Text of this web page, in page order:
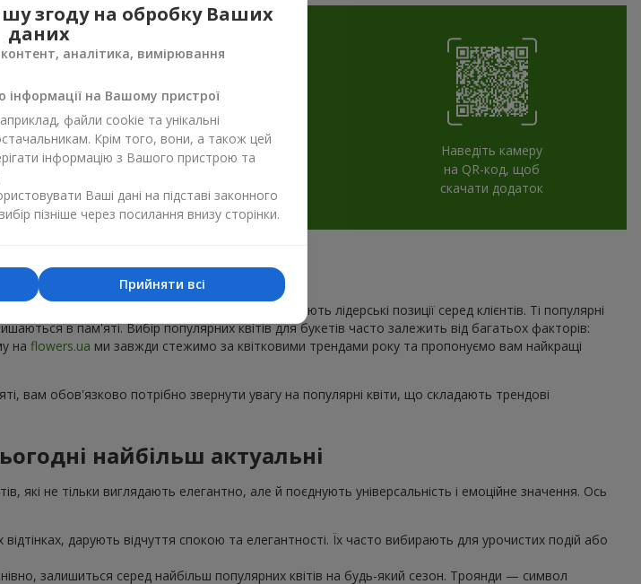
Наведіть камеру
на QR-код, щоб
скачати додаток
— тренди сезону
а деякі композиції з року в рік утримують лідерські позиції серед клієнтів. Ті популярні
в пам'яті. Вибір популярних квітів для букетів часто залежить від багатьох факторів:
на flowers.ua ми завжди стежимо за квітковими трендами року та пропонуємо вам найкращі
вам обов'язково потрібно звернути увагу на популярні квіти, що складають трендові
найбільш актуальні
які не тільки виглядають елегантно, але й поєднують універсальність і емоційне значення. Ось
дарують відчуття спокою та елегантності. Їх часто вибирають для урочистих подій або
залишиться серед найбільш популярних квітів на будь-який сезон. Троянди — символ
згоду на обробку Ваших
даних
аналітика, вимірювання
інформації на Вашому пристрої
файли cookie та унікальні
Крім того, вони, а також цей
інформацію з Вашого пристрою та
Ваші дані на підставі законного
пізніше через посилання внизу сторінки.
Прийняти всі